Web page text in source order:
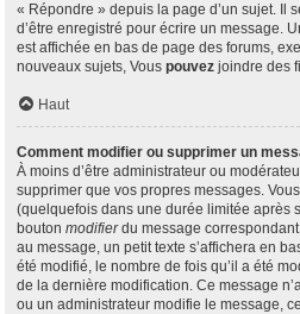
« Répondre » depuis la page d’un sujet. Il
d’être enregistré pour écrire un message.
est affichée en bas de page des forums,
nouveaux sujets, Vous pouvez joindre des
Haut
Comment modifier ou supprimer un
À moins d’être administrateur ou
supprimer que vos propres messages.
(quelquefois dans une durée limitée après
bouton modifierdu message
au message, un petit texte s’affichera en
été modifié, le nombre de fois qu’il a été
de la dernière modification. Ce message
ou un administrateur modifie le message,